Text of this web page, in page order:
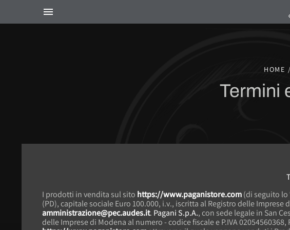
HOME
Termini
I prodotti in vendita sul sito https://www.paganistore.com(di seguito lo
(PD), capitale sociale Euro 100.000, i.v., iscritta al Registro delle Imprese
amministrazione@pec.audes.it. Pagani S.p.A., con sede legale in San
delle Imprese di Modena al numero - codice fiscale e P.IVA 02054560368,